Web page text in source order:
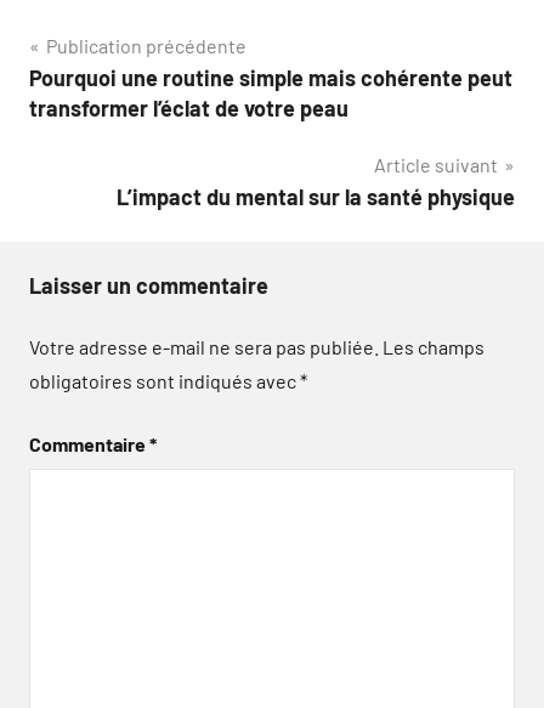
Navigation
de
Publication précédente
Pourquoi une routine simple mais cohérente peut
transformer l’éclat de votre peau
Article suivant
L’impact du mental sur la santé physique
Laisser un commentaire
Votre adresse e-mail ne sera pas publiée. Les champs
obligatoires sont indiqués avec*
Commentaire*